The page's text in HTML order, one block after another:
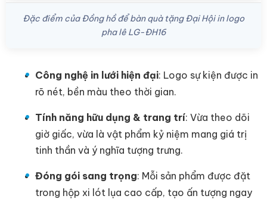
Đặc điểm của Đồng hồ để bàn quà tặng Đại Hội in logo
pha lê LG-ĐH16
Công nghệ in lưới hiện đại: Logo sự kiện được in
rõ nét, bền màu theo thời gian.
Tính năng hữu dụng & trang trí: Vừa theo dõi
giờ giấc, vừa là vật phẩm kỷ niệm mang giá trị
tinh thần và ý nghĩa tượng trưng.
Đóng gói sang trọng: Mỗi sản phẩm được đặt
trong hộp xi lót lụa cao cấp, tạo ấn tượng ngay